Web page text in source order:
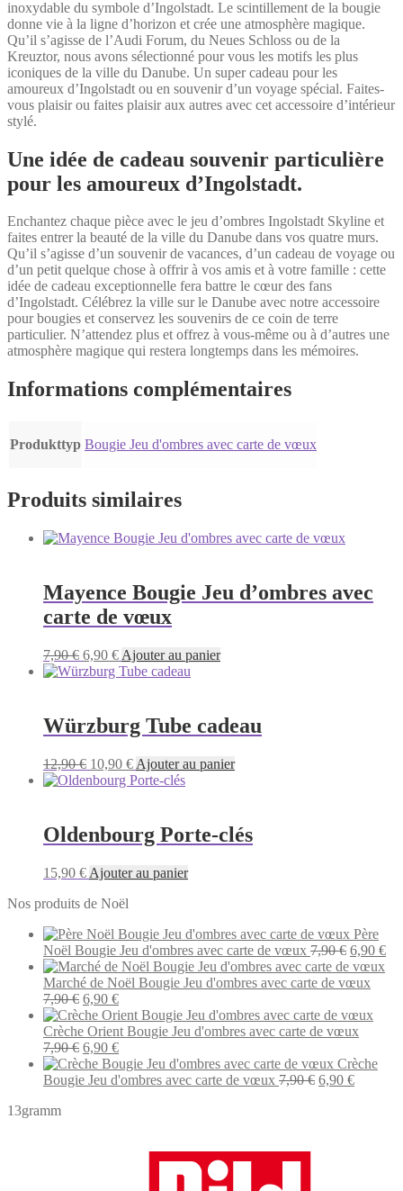
inoxydable du symbole d’Ingolstadt. Le scintillement de la bougie
donne vie à la ligne d’horizon et crée une atmosphère magique.
Qu’il s’agisse de l’Audi Forum, du Neues Schloss ou de la
Kreuztor, nous avons sélectionné pour vous les motifs les plus
iconiques de la ville du Danube. Un super cadeau pour les
amoureux d’Ingolstadt ou en souvenir d’un voyage spécial. Faites-
vous plaisir ou faites plaisir aux autres avec cet accessoire d’intérieur
stylé.
Une idée de cadeau souvenir particulière
pour les amoureux d’Ingolstadt.
Enchantez chaque pièce avec le jeu d’ombres Ingolstadt Skyline et
faites entrer la beauté de la ville du Danube dans vos quatre murs.
Qu’il s’agisse d’un souvenir de vacances, d’un cadeau de voyage ou
d’un petit quelque chose à offrir à vos amis et à votre famille : cette
idée de cadeau exceptionnelle fera battre le cœur des fans
d’Ingolstadt. Célébrez la ville sur le Danube avec notre accessoire
pour bougies et conservez les souvenirs de ce coin de terre
particulier. N’attendez plus et offrez à vous-même ou à d’autres une
atmosphère magique qui restera longtemps dans les mémoires.
Informations complémentaires
Produkttyp Bougie Jeu d'ombres avec carte de vœux
Produits similaires
Mayence Bougie Jeu d’ombres avec
carte de vœux
7,90€ Le
prix
7,90 €.
6,90 €Le
prix
6,90 €.
Ajouter au panier
Würzburg Tube cadeau
12,90€ Le
prix
12,90 €.
10,90 €Le
prix
10,90 €.
Ajouter au panier
Oldenbourg Porte-clés
15,90 € Ajouter au panier
Nos produits de Noël
Père
Noël Bougie Jeu d'ombres avec carte de vœux 7,90€ Le
prix
initial
7,90 €.
6,90 €Le
Marché de Noël Bougie Jeu d'ombres avec carte de vœux
7,90€ Le
prix
initial
était :
7,90 €.
6,90 €Le
prix
actuel
est :
6,90 €.
Crèche Orient Bougie Jeu d'ombres avec carte de vœux
7,90€ Le
prix
initial
6,90 €Le
prix
actuel
Crèche
Bougie Jeu d'ombres avec carte de vœux 7,90€ Le
6,90 €Le
13gramm